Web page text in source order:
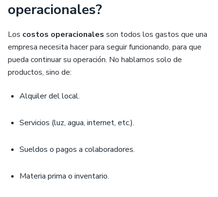
operacionales?
Los costos operacionales son todos los gastos que una
empresa necesita hacer para seguir funcionando, para que
pueda continuar su operación. No hablamos solo de
productos, sino de:
Alquiler del local.
Servicios (luz, agua, internet, etc.).
Sueldos o pagos a colaboradores.
Materia prima o inventario.